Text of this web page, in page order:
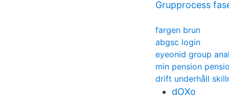
Grupprocess
fargen brun
abgsc login
eyeonid group
min pension
drift underhåll
dOXo